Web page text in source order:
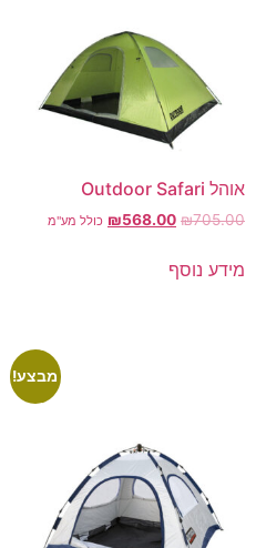
אוהל Outdoor Safari
₪705.00
₪568.00 כולל מע"מ
מידע נוסף
מבצע!